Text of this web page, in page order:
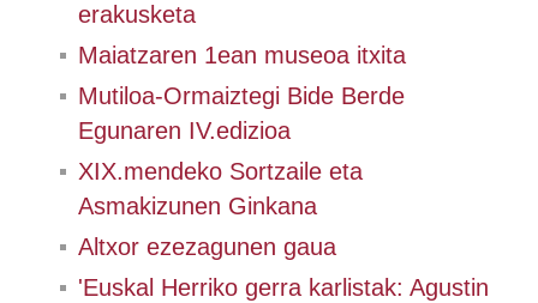
erakusketa
Maiatzaren 1ean museoa itxita
Mutiloa-Ormaiztegi Bide Berde
Egunaren IV.edizioa
XIX.mendeko Sortzaile eta
Asmakizunen Ginkana
Altxor ezezagunen gaua
'Euskal Herriko gerra karlistak: Agustin